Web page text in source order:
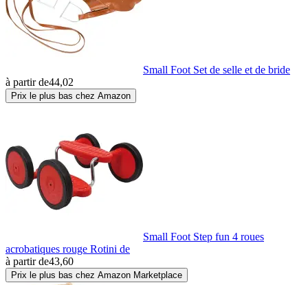
Small Foot Set de selle et de bride
à partir de44,02
Prix le plus bas chez Amazon
Small Foot Step fun 4 roues
acrobatiques rouge Rotini de
à partir de43,60
Prix le plus bas chez Amazon Marketplace